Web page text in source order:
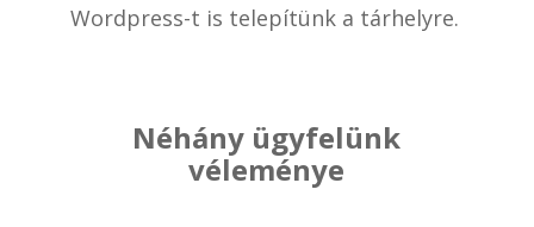
Wordpress-t is telepítünk a tárhelyre.
Néhány ügyfelünk
véleménye